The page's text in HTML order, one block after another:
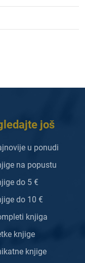
još
u ponudi
na popustu
do 5 €
do 10 €
knjiga
knjige
knjige